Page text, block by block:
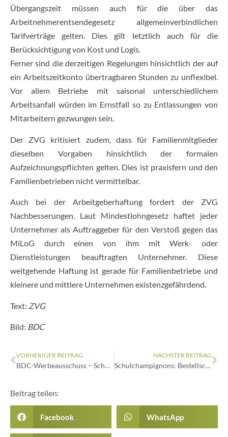
Übergangszeit müssen auch für die über das
Arbeitnehmerentsendegesetz allgemeinverbindlichen
Tarifverträge gelten. Dies gilt letztlich auch für die
Berücksichtigung von Kost und Logis.
Ferner sind die derzeitigen Regelungen hinsichtlich der auf
ein Arbeitszeitkonto übertragbaren Stunden zu unflexibel.
Vor allem Betriebe mit saisonal unterschiedlichem
Arbeitsanfall würden im Ernstfall so zu Entlassungen von
Mitarbeitern gezwungen sein.
Der ZVG kritisiert zudem, dass für Familienmitglieder
dieselben Vorgaben hinsichtlich der formalen
Aufzeichnungspflichten gelten. Dies ist praxisfern und den
Familienbetrieben nicht vermittelbar.
Auch bei der Arbeitgeberhaftung fordert der ZVG
Nachbesserungen. Laut Mindestlohngesetz haftet jeder
Unternehmer als Auftraggeber für den Verstoß gegen das
MiLoG durch einen von ihm mit Werk- oder
Dienstleistungen beauftragten Unternehmer. Diese
weitgehende Haftung ist gerade für Familienbetriebe und
kleinere und mittlere Unternehmen existenzgefährdend.
Text: ZVG
Bild: BDC
VORHERIGER BEITRAG
BDC-Werbeausschuss – Schulpilze en Detail
NÄCHSTER BEITRAG
Schulchampignons: Bestellschein ist da
Beitrag teilen:
Facebook WhatsApp